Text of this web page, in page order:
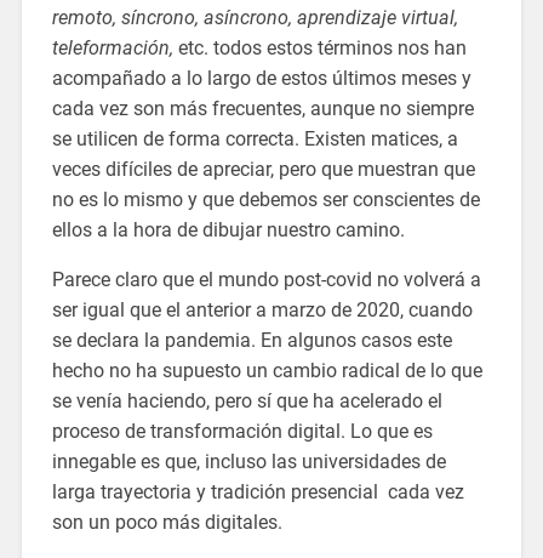
remoto, síncrono, asíncrono, aprendizaje virtual,
teleformación, etc. todos estos términos nos han
acompañado a lo largo de estos últimos meses y
cada vez son más frecuentes, aunque no siempre
se utilicen de forma correcta. Existen matices, a
veces difíciles de apreciar, pero que muestran que
no es lo mismo y que debemos ser conscientes de
ellos a la hora de dibujar nuestro camino.
Parece claro que el mundo post-covid no volverá a
ser igual que el anterior a marzo de 2020, cuando
se declara la pandemia. En algunos casos este
hecho no ha supuesto un cambio radical de lo que
se venía haciendo, pero sí que ha acelerado el
proceso de transformación digital. Lo que es
innegable es que, incluso las universidades de
larga trayectoria y tradición presencial cada vez
son un poco más digitales.